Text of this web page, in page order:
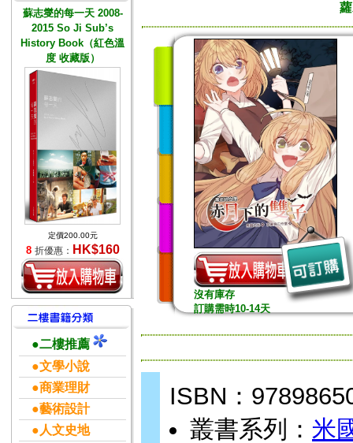
蘇志燮的每一天 2008-
2015 So Ji Sub’s
History Book（紅色溫
度 收藏版）
定價200.00元
8 折優惠： HK$160
●二樓推薦
●文學小說
●商業理財
●藝術設計
●人文史地
沒有庫存
訂購需時10-14天
ISBN：
叢書系列： 米